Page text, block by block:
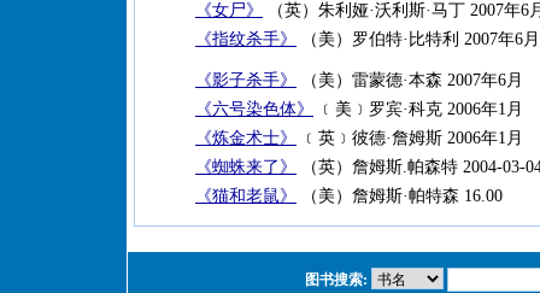
《女尸》
（英）朱利娅·沃利斯·马丁 2007年6
《指纹杀手》
（美）罗伯特·比特利 2007年6月
《影子杀手》
（美）雷蒙德·本森 2007年6月
《六号染色体》
﹝美﹞罗宾·科克 2006年1月
《炼金术士》
﹝英﹞彼德·詹姆斯 2006年1月
《蜘蛛来了》
（英）詹姆斯.帕森特 2004-03-
《猫和老鼠》
（美）詹姆斯·帕特森 16.00
图书搜索: